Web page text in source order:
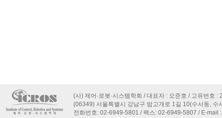
(사) 제어·로봇·시스템학회 / 대표자 : 오준호 / 고유번호 :
(06349) 서울특별시 강남구 밤고개로 1길 10(수서동, 수
전화번호: 02-6949-5801 / 팩스: 02-6949-5807 / E-mail